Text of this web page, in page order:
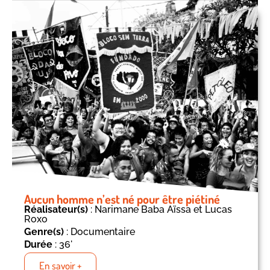
Aucun homme n’est né pour être piétiné
Réalisateur(s) : Narimane Baba Aïssa et Lucas
Roxo
Genre(s) : Documentaire
Durée : 36'
En savoir +